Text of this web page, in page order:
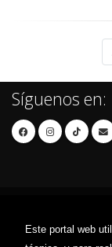
Este portal web
Síguenos en: